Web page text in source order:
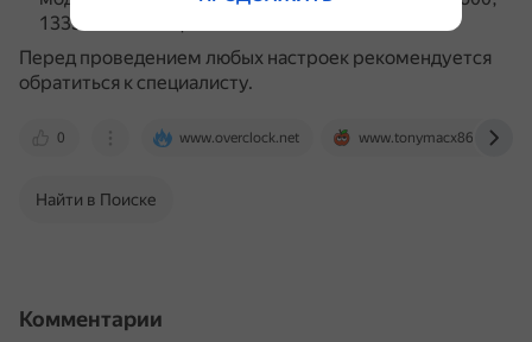
1333 и 1066 МГц.
Перед проведением любых настроек рекомендуется
обратиться к специалисту.
0 www.overclock.net www.tonymacx86.com
Найти в Поиске
Комментарии